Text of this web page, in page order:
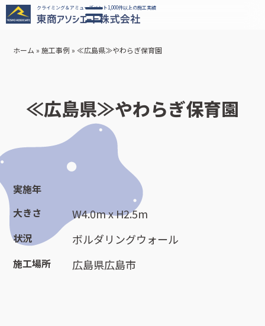
クライミング＆アミューズメント1,000件以上の施工実績
ホーム »施工事例 » ≪広島県≫やわらぎ保育園
≪広島県≫やわらぎ保育園
実施年
大きさ
W4.0m x H2.5m
状況 ボルダリングウォール
施工場所 広島県広島市